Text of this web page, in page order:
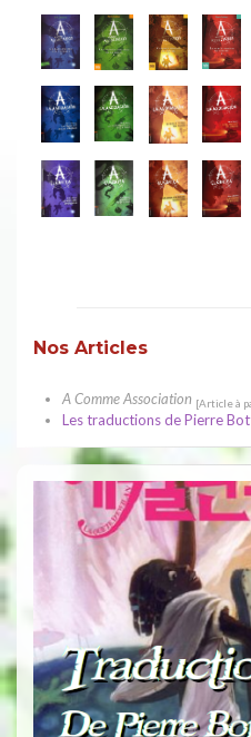
Nos Articles
A Comme Association [Article à
Les traductions de Pierre